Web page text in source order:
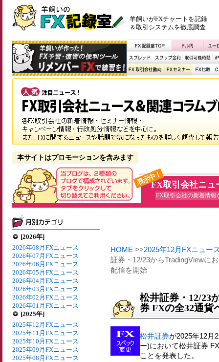
羊飼いがFXチャートを記録
＆取引システムを徹底調査
本サイトはプロモーションを含みます
表示中！FX取引会社ニュ
FX取引会社の新着情報
[2026年]
2026年08月FXニュース
2026年07月FXニュース
2026年06月FXニュース
2026年05月FXニュース
2026年04月FXニュース
2026年03月FXニュース
2026年02月FXニュース
2026年01月FXニュース
[2025年]
2025年12月FXニュース
2025年11月FXニュース
2025年10月FXニュース
2025年09月FXニュース
2025年08月FXニュース
HOME >>2025年12月FXニュー
証券・12/23からTradingViewに
配信を開始
松井証券・12/23
券 FXの全32通貨
松井証券が2025年12月
ー)において松井証券
ことを発表した。